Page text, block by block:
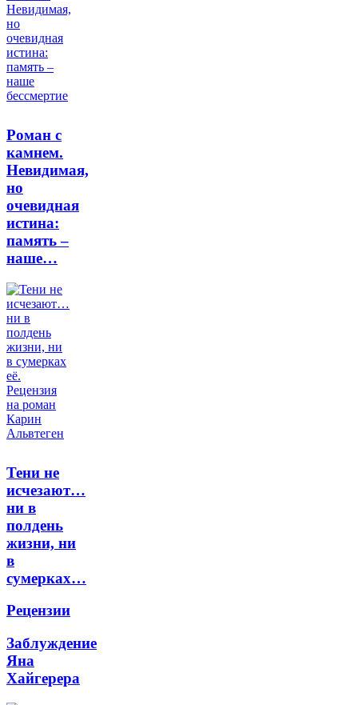
Роман с
камнем.
Невидимая,
но
очевидная
истина:
память –
наше…
Тени не
исчезают…
ни в
полдень
жизни, ни
в
сумерках…
Рецензии
Заблуждение
Яна
Хайгерера